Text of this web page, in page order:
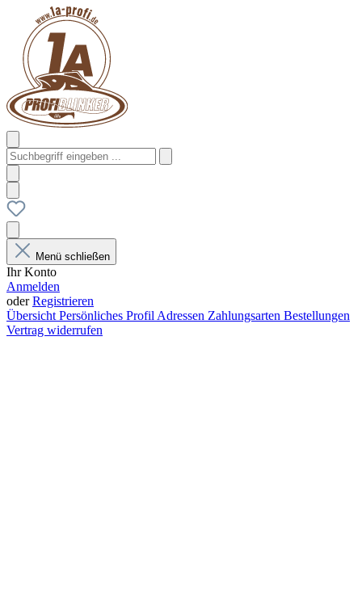
Menü schließen
Ihr Konto
Anmelden
oderRegistrieren
Übersicht Persönliches Profil Adressen Zahlungsarten Bestellungen
Vertrag widerrufen